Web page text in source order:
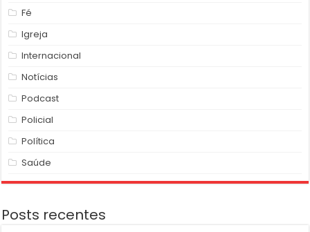
Fé
Igreja
Internacional
Notícias
Podcast
Policial
Política
Saúde
Posts recentes